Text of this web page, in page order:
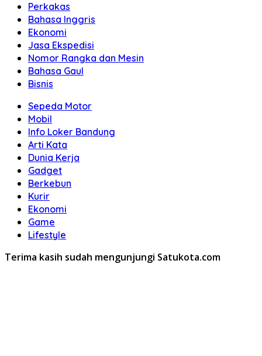
Perkakas
Bahasa Inggris
Ekonomi
Jasa Ekspedisi
Nomor Rangka dan Mesin
Bahasa Gaul
Bisnis
Sepeda Motor
Mobil
Info Loker Bandung
Arti Kata
Dunia Kerja
Gadget
Berkebun
Kurir
Ekonomi
Game
Lifestyle
Terima kasih sudah mengunjungi Satukota.com